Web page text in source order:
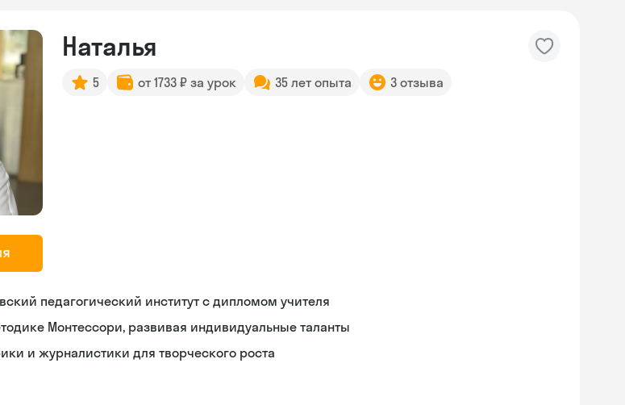
Наталья
5 от 1733 ₽ за урок 35 лет опыта 3 отзыва
педагогический институт с дипломом учителя
Монтессори, развивая индивидуальные таланты
и журналистики для творческого роста